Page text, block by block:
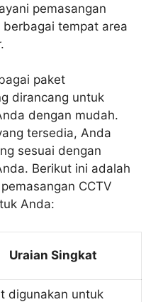
pemasangan
berbagai tempat area
paket
dirancang untuk
dengan mudah.
tersedia, Anda
sesuai dengan
Berikut ini adalah
CCTV
Anda:
Uraian Singkat
digunakan untuk